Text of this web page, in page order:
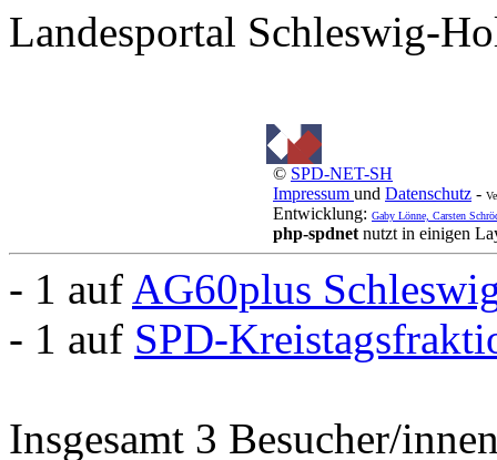
Landesportal Schleswig-
© SPD-NET-SH
Impressum und Datenschutz -
Entwicklung: Gaby Lönne, Carsten
php-spdnet nutzt in einigen
- 1 auf AG60plus
- 1 auf SPD-
Insgesamt 3 Besucher/